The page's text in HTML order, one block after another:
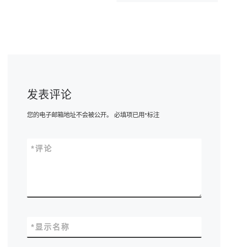
发表评论
您的电子邮箱地址不会被公开。 必填项已用*标注
评论
*
显示名称
*